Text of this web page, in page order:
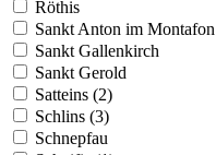
Röthis
Sankt Anton im Montafon
Sankt Gallenkirch
Sankt Gerold
Satteins (2)
Schlins (3)
Schnepfau